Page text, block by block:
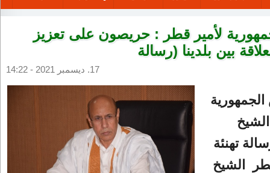
لأمير قطر : حريصون على تعزيز
بين بلدينا (رسالة
17. ديسمبر 2021 - 14:22
تهنئة
الشيخ